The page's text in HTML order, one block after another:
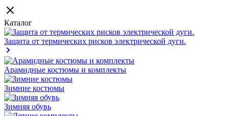
Каталог
Защита от термических рисков электрической дуги.
Арамидные костюмы и комплекты
Зимние костюмы
Зимняя обувь